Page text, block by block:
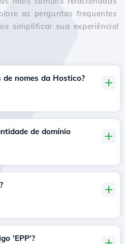
as perguntas frequentes
simplificar sua experiência!
nomes da Hostico?
de domínio
'EPP'?